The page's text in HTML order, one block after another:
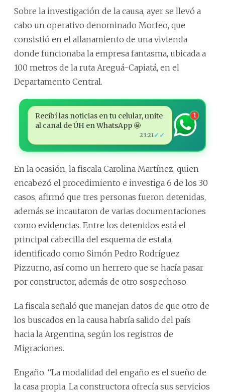
Sobre la investigación de la causa, ayer se llevó a
cabo un operativo denominado Morfeo, que
consistió en el allanamiento de una vivienda
donde funcionaba la empresa fantasma, ubicada a
100 metros de la ruta Areguá-Capiatá, en el
Departamento Central.
Recibí las noticias en tu celular, unite
al canal de ÚH en WhatsApp 🤩
23:21 ✓✓
1
En la ocasión, la fiscala Carolina Martínez, quien
encabezó el procedimiento e investiga 6 de los 30
casos, afirmó que tres personas fueron detenidas,
además se incautaron de varias documentaciones
como evidencias. Entre los detenidos está el
principal cabecilla del esquema de estafa,
identificado como Simón Pedro Rodríguez
Pizzurno, así como un herrero que se hacía pasar
por constructor, además de otro sospechoso.
La fiscala señaló que manejan datos de que otro de
los buscados en la causa habría salido del país
hacia la Argentina, según los registros de
Migraciones.
Engaño. “La modalidad del engaño es el sueño de
la casa propia. La constructora ofrecía sus servicios